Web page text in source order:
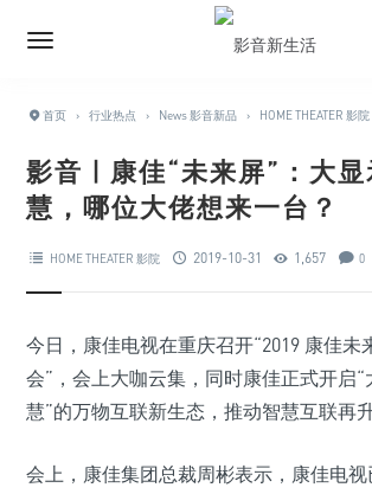
首页 › 行业热点 › News 影音新品 › HOME THEATER 影院
影音 | 康佳“未来屏”：大显
慧，哪位大佬想来一台？
HOME THEATER 影院 2019-10-31 1,657 0
今日，康佳电视在重庆召开“2019 康佳未
会”，会上大咖云集，同时康佳正式开启“
慧”的万物互联新生态，推动智慧互联再升
会上，康佳集团总裁周彬表示，康佳电